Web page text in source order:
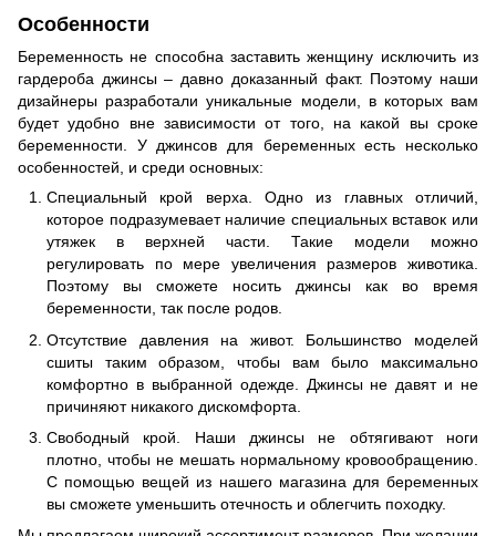
Особенности
Беременность не способна заставить женщину исключить из
гардероба джинсы – давно доказанный факт. Поэтому наши
дизайнеры разработали уникальные модели, в которых вам
будет удобно вне зависимости от того, на какой вы сроке
беременности. У джинсов для беременных есть несколько
особенностей, и среди основных:
Специальный крой верха. Одно из главных отличий,
которое подразумевает наличие специальных вставок или
утяжек в верхней части. Такие модели можно
регулировать по мере увеличения размеров животика.
Поэтому вы сможете носить джинсы как во время
беременности, так после родов.
Отсутствие давления на живот. Большинство моделей
сшиты таким образом, чтобы вам было максимально
комфортно в выбранной одежде. Джинсы не давят и не
причиняют никакого дискомфорта.
Свободный крой. Наши джинсы не обтягивают ноги
плотно, чтобы не мешать нормальному кровообращению.
С помощью вещей из нашего магазина для беременных
вы сможете уменьшить отечность и облегчить походку.